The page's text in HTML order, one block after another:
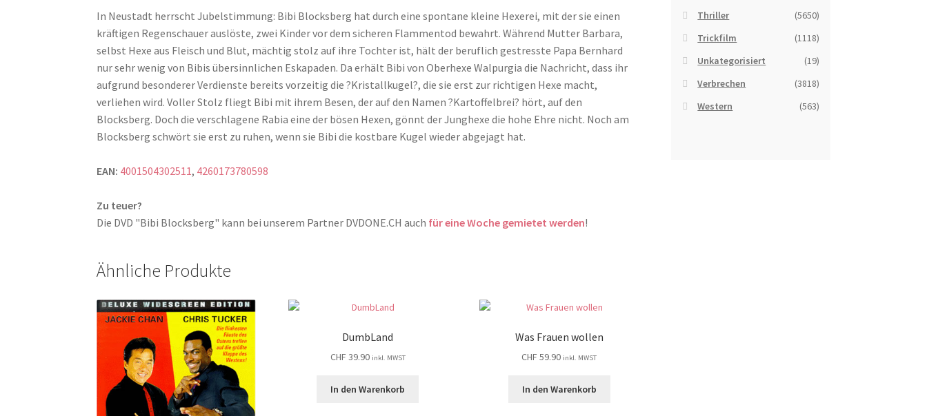
In Neustadt herrscht Jubelstimmung: Bibi Blocksberg hat durch eine spontane kleine Hexerei, mit der sie einen
kräftigen Regenschauer auslöste, zwei Kinder vor dem sicheren Flammentod bewahrt. Während Mutter Barbara,
selbst Hexe aus Fleisch und Blut, mächtig stolz auf ihre Tochter ist, hält der beruflich gestresste Papa Bernhard
nur sehr wenig von Bibis übersinnlichen Eskapaden. Da erhält Bibi von Oberhexe Walpurgia die Nachricht, dass ihr
aufgrund besonderer Verdienste bereits vorzeitig die ?Kristallkugel?, die sie erst zur richtigen Hexe macht,
verliehen wird. Voller Stolz fliegt Bibi mit ihrem Besen, der auf den Namen ?Kartoffelbrei? hört, auf den
Blocksberg. Doch die verschlagene Rabia eine der bösen Hexen, gönnt der Junghexe die hohe Ehre nicht. Noch am
Blocksberg schwört sie erst zu ruhen, wenn sie Bibi die kostbare Kugel wieder abgejagt hat.
EAN: 4001504302511, 4260173780598
Zu teuer?
Die DVD "Bibi Blocksberg" kann bei unserem Partner DVDONE.CH auch für eine Woche gemietet werden!
Ähnliche Produkte
DumbLand
CHF 39.90 inkl. MWST
In den Warenkorb
Was Frauen wollen
CHF 59.90 inkl. MWST
In den Warenkorb
Thriller
(5650)
Trickfilm
(1118)
Unkategorisiert
(19)
Verbrechen
(3818)
Western
(563)